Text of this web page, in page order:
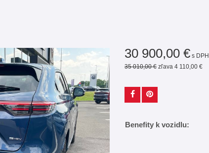
30 900,00 € s DPH
35 010,00 € zľava 4 110,00 €
Benefity k vozidlu: